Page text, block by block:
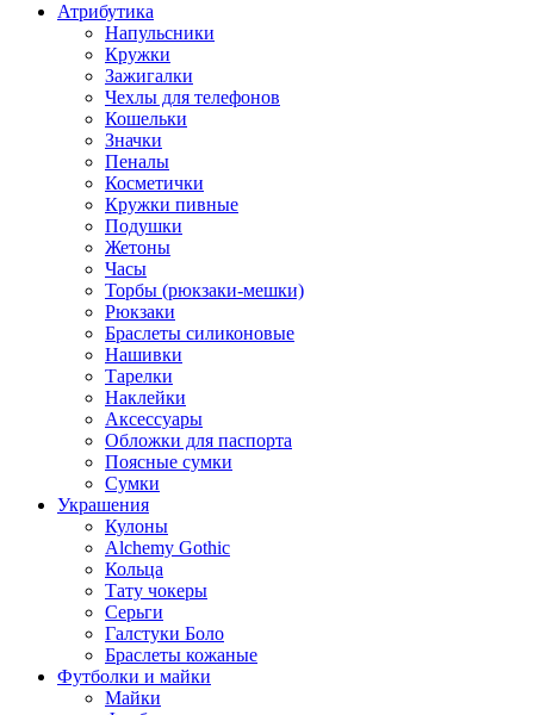
Атрибутика
Напульсники
Кружки
Зажигалки
Чехлы для телефонов
Кошельки
Значки
Пеналы
Косметички
Кружки пивные
Подушки
Жетоны
Часы
Торбы (рюкзаки-мешки)
Рюкзаки
Браслеты силиконовые
Нашивки
Тарелки
Наклейки
Аксессуары
Обложки для паспорта
Поясные сумки
Сумки
Украшения
Кулоны
Alchemy Gothic
Кольца
Тату чокеры
Серьги
Галстуки Боло
Браслеты кожаные
Футболки и майки
Майки